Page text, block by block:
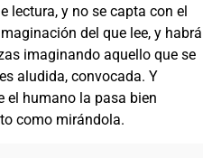
lectura, y no se capta con el
del que lee, y habrá
imaginando aquello que se
aludida, convocada. Y
el humano la pasa bien
como mirándola.